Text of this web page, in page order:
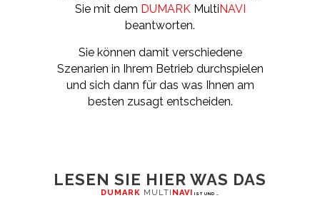
Siemit dem DUMARK MultiNAVI
beantworten.
Sie können damit verschiedene
Szenarien in Ihrem Betrieb durchspielen
und sich dann für das was Ihnen am
besten zusagt entscheiden.
LESEN SIE HIER WAS DAS
DUMARK MULTI NAVI IST UND …